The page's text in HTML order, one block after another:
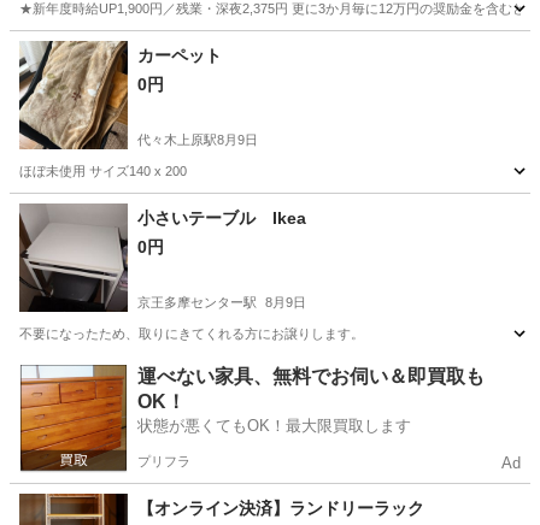
★新年度時給UP1,900円／残業・深夜2,375円 更に3か月毎に12万円の奨励金を含む
神奈川 藤沢市 その他
カーペット
0円
代々木上原駅8月9日
ほぼ未使用 サイズ140 x 200
東京 渋谷区 代々木上原駅
カーペット
小さいテーブル Ikea
0円
京王多摩センター駅 8月9日
不要になったため、取りにきてくれる方にお譲りします。
東京 多摩市 京王多摩センター駅 オフィス用家具
運べない家具、無料でお伺い＆即買取も
OK！
状態が悪くてもOK！最大限買取します
プリフラ Ad
【オンライン決済】ランドリーラック